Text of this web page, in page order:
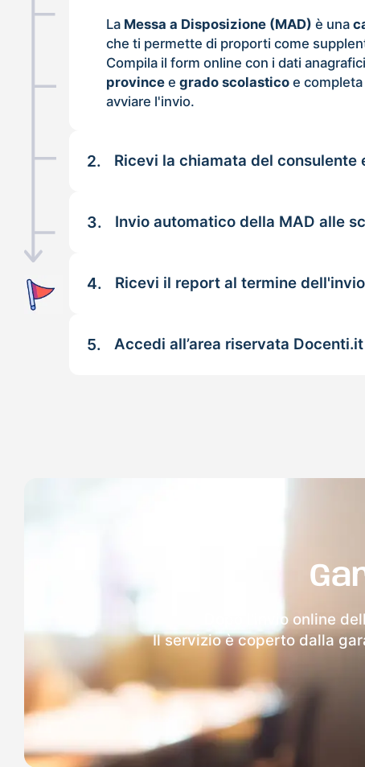
La Messa a Disposizione (MAD) è una
che ti permette di proporti come
Compila il form online con i dati
province egrado scolastico e
avviare l'invio.
2. Ricevi la chiamata del consulente
3. Invio automatico della MAD alle
4. Ricevi il report al termine dell'invio
5. Accedi all’area riservata Docenti.it
Dopo l'invio online
Il servizio è coperto dalla